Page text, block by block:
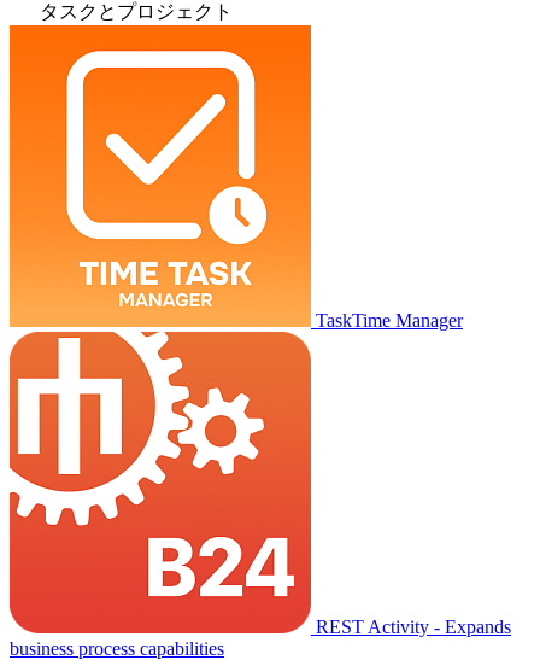
タスクとプロジェクト
TaskTime Manager
REST Activity - Expands
business process capabilities